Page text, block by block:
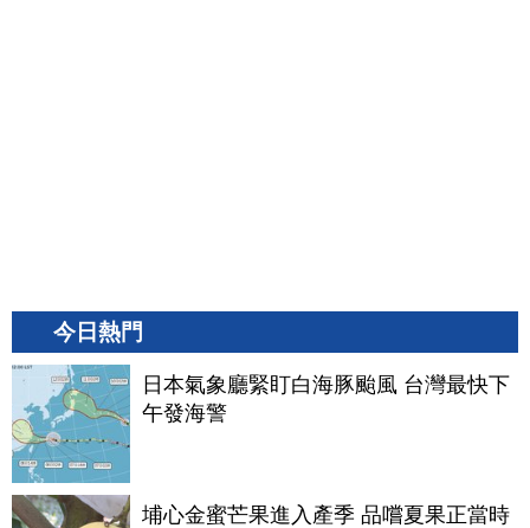
今日熱門
日本氣象廳緊盯白海豚颱風 台灣最快下
午發海警
埔心金蜜芒果進入產季 品嚐夏果正當時